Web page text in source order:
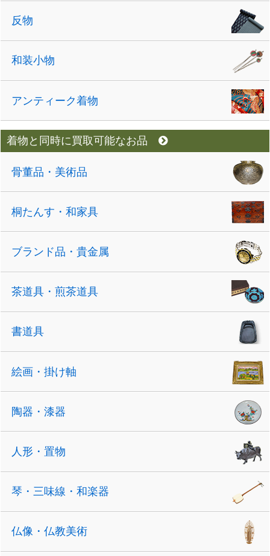
反物
和装小物
アンティーク着物
着物と同時に買取可能なお品
骨董品・美術品
桐たんす・和家具
ブランド品・貴金属
茶道具・煎茶道具
書道具
絵画・掛け軸
陶器・漆器
人形・置物
琴・三味線・和楽器
仏像・仏教美術